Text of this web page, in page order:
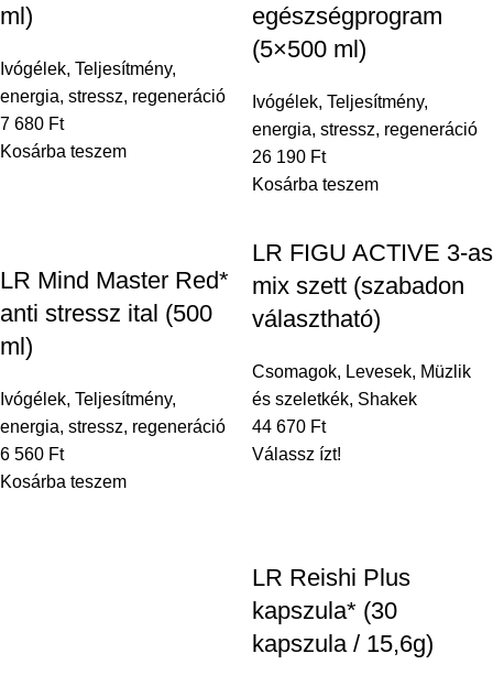
ml)
Ivógélek, Teljesítmény,
energia, stressz, regeneráció
7 680 Ft
Kosárba teszem
egészségprogram
(5×500 ml)
Ivógélek, Teljesítmény,
energia, stressz, regeneráció
26 190 Ft
Kosárba teszem
LR Mind Master Red*
anti stressz ital (500
ml)
Ivógélek, Teljesítmény,
energia, stressz, regeneráció
6 560 Ft
Kosárba teszem
LR FIGU ACTIVE 3-as
mix szett (szabadon
választható)
Csomagok, Levesek, Müzlik
és szeletkék, Shakek
44 670 Ft
Válassz ízt!
LR Reishi Plus
kapszula* (30
kapszula / 15,6g)